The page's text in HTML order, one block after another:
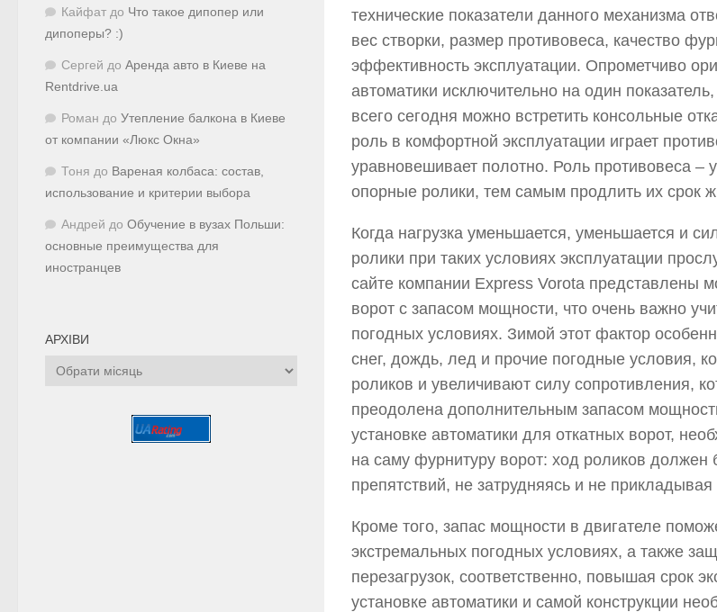
технические показатели данного механизма
вес створки, размер противовеса, качество
эффективность эксплуатации. Опрометчиво
автоматики исключительно на один
всего сегодня можно встретить консольные
роль в комфортной эксплуатации играет
уравновешивает полотно. Роль противовеса –
опорные ролики, тем самым продлить их срок
Когда нагрузка уменьшается, уменьшается и
ролики при таких условиях эксплуатации
сайте компании Express Vorota представлены
ворот с запасом мощности, что очень важно
погодных условиях. Зимой этот фактор
снег, дождь, лед и прочие погодные условия,
роликов и увеличивают силу сопротивления,
преодолена дополнительным запасом
установке автоматики для откатных ворот,
на саму фурнитуру ворот: ход роликов должен
препятствий, не затрудняясь и не
Кроме того, запас мощности в двигателе
экстремальных погодных условиях, а также
перезагрузок, соответственно, повышая срок
установке автоматики и самой конструкции
Кайфат до Что такое дипопер или
дипоперы? :)
Сергей до Аренда авто в Киеве на
Rentdrive.ua
Роман до Утепление балкона в Киеве
от компании «Люкс Окна»
Тоня до Вареная колбаса: состав,
использование и критерии выбора
Андрей до Обучение в вузах Польши:
основные преимущества для
иностранцев
АРХІВИ
Архіви